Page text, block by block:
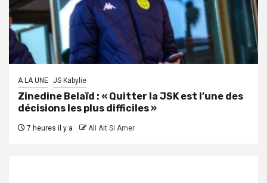
A LA UNE JS Kabylie
Zinedine Belaïd : « Quitter la JSK est l’une des
décisions les plus difficiles »
7 heures il y a Ali Ait Si Amer